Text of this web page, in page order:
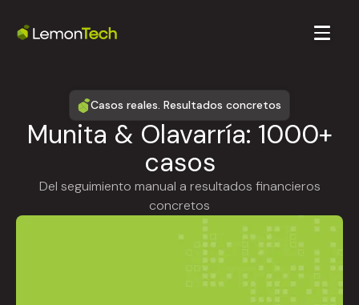
Casos reales. Resultados concretos
Munita & Olavarría: 1000+
casos
Del seguimiento manual a resultados financieros
concretos